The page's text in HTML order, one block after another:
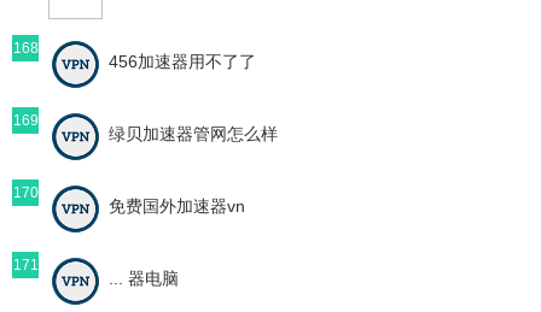
168
456加速器用不了了
169
绿贝加速器管网怎么样
170
免费国外加速器vn
171
... 器电脑